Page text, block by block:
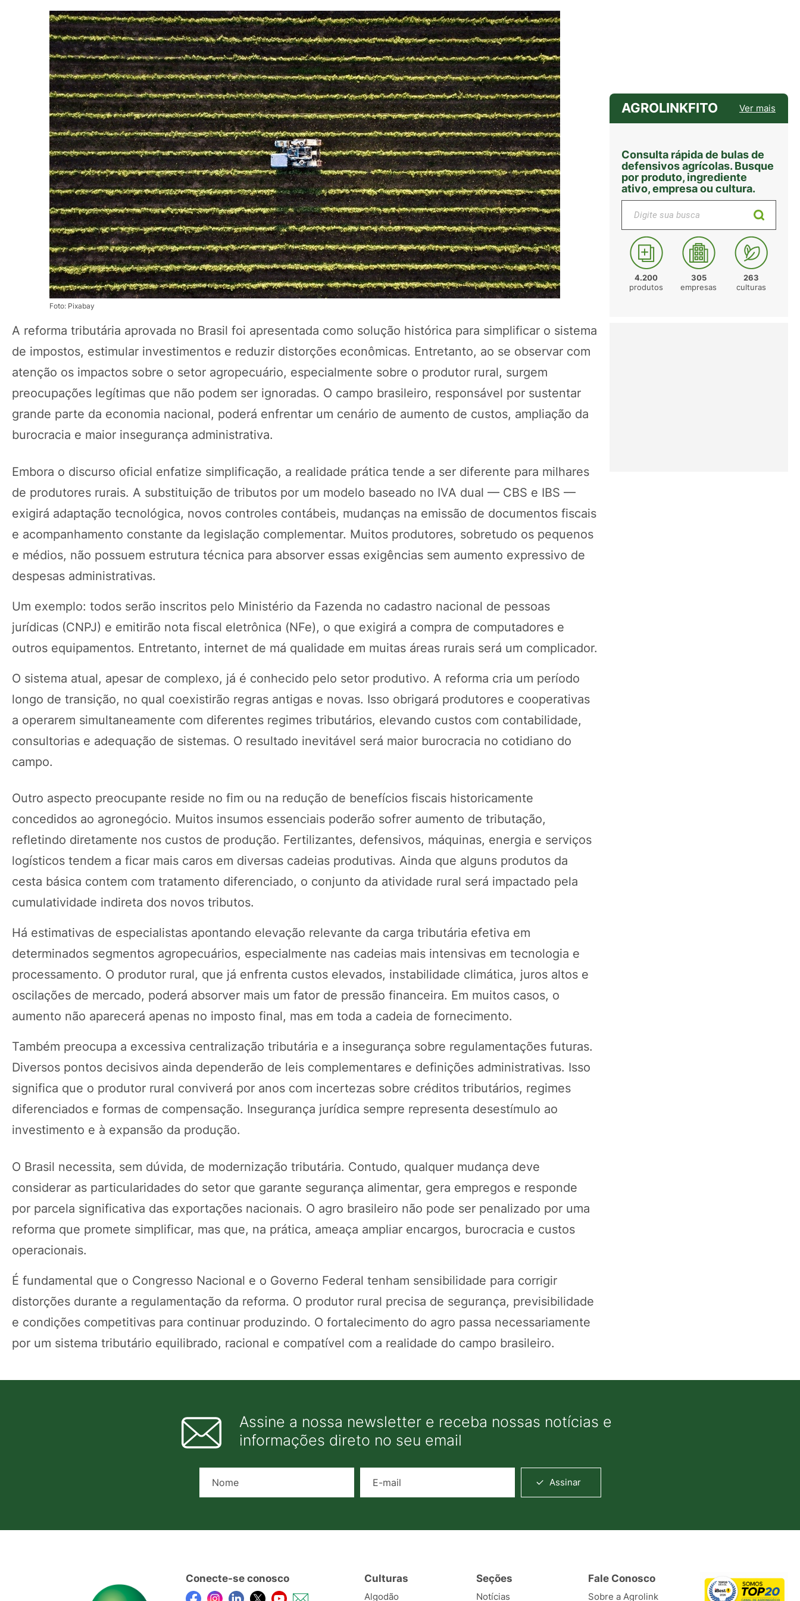
Foto: Pixabay
A reforma tributária aprovada no Brasil foi apresentada como solução histórica para simplificar o sistema
de impostos, estimular investimentos e reduzir distorções econômicas. Entretanto, ao se observar com
atenção os impactos sobre o setor agropecuário, especialmente sobre o produtor rural, surgem
preocupações legítimas que não podem ser ignoradas. O campo brasileiro, responsável por sustentar
grande parte da economia nacional, poderá enfrentar um cenário de aumento de custos, ampliação da
burocracia e maior insegurança administrativa.
Embora o discurso oficial enfatize simplificação, a realidade prática tende a ser diferente para milhares
de produtores rurais. A substituição de tributos por um modelo baseado no IVA dual — CBS e IBS —
exigirá adaptação tecnológica, novos controles contábeis, mudanças na emissão de documentos fiscais
e acompanhamento constante da legislação complementar. Muitos produtores, sobretudo os pequenos
e médios, não possuem estrutura técnica para absorver essas exigências sem aumento expressivo de
despesas administrativas.
Um exemplo: todos serão inscritos pelo Ministério da Fazenda no cadastro nacional de pessoas
jurídicas (CNPJ) e emitirão nota fiscal eletrônica (NFe), o que exigirá a compra de computadores e
outros equipamentos. Entretanto, internet de má qualidade em muitas áreas rurais será um complicador.
O sistema atual, apesar de complexo, já é conhecido pelo setor produtivo. A reforma cria um período
longo de transição, no qual coexistirão regras antigas e novas. Isso obrigará produtores e cooperativas
a operarem simultaneamente com diferentes regimes tributários, elevando custos com contabilidade,
consultorias e adequação de sistemas. O resultado inevitável será maior burocracia no cotidiano do
campo.
Outro aspecto preocupante reside no fim ou na redução de benefícios fiscais historicamente
concedidos ao agronegócio. Muitos insumos essenciais poderão sofrer aumento de tributação,
refletindo diretamente nos custos de produção. Fertilizantes, defensivos, máquinas, energia e serviços
logísticos tendem a ficar mais caros em diversas cadeias produtivas. Ainda que alguns produtos da
cesta básica contem com tratamento diferenciado, o conjunto da atividade rural será impactado pela
cumulatividade indireta dos novos tributos.
Há estimativas de especialistas apontando elevação relevante da carga tributária efetiva em
determinados segmentos agropecuários, especialmente nas cadeias mais intensivas em tecnologia e
processamento. O produtor rural, que já enfrenta custos elevados, instabilidade climática, juros altos e
oscilações de mercado, poderá absorver mais um fator de pressão financeira. Em muitos casos, o
aumento não aparecerá apenas no imposto final, mas em toda a cadeia de fornecimento.
Também preocupa a excessiva centralização tributária e a insegurança sobre regulamentações futuras.
Diversos pontos decisivos ainda dependerão de leis complementares e definições administrativas. Isso
significa que o produtor rural conviverá por anos com incertezas sobre créditos tributários, regimes
diferenciados e formas de compensação. Insegurança jurídica sempre representa desestímulo ao
investimento e à expansão da produção.
O Brasil necessita, sem dúvida, de modernização tributária. Contudo, qualquer mudança deve
considerar as particularidades do setor que garante segurança alimentar, gera empregos e responde
por parcela significativa das exportações nacionais. O agro brasileiro não pode ser penalizado por uma
reforma que promete simplificar, mas que, na prática, ameaça ampliar encargos, burocracia e custos
operacionais.
É fundamental que o Congresso Nacional e o Governo Federal tenham sensibilidade para corrigir
distorções durante a regulamentação da reforma. O produtor rural precisa de segurança, previsibilidade
e condições competitivas para continuar produzindo. O fortalecimento do agro passa necessariamente
por um sistema tributário equilibrado, racional e compatível com a realidade do campo brasileiro.
AGROLINKFITO Ver mais
Consulta rápida de bulas de
defensivos agrícolas. Busque
por produto, ingrediente
ativo, empresa ou cultura.
Digite sua busca
4.200
produtos
305
empresas
263
culturas
Assine a nossa newsletter e receba nossas notícias e
informações direto no seu email
Assinar
Conecte-se conosco Culturas
Algodão
Seções
Notícias
Fale Conosco
Sobre a Agrolink